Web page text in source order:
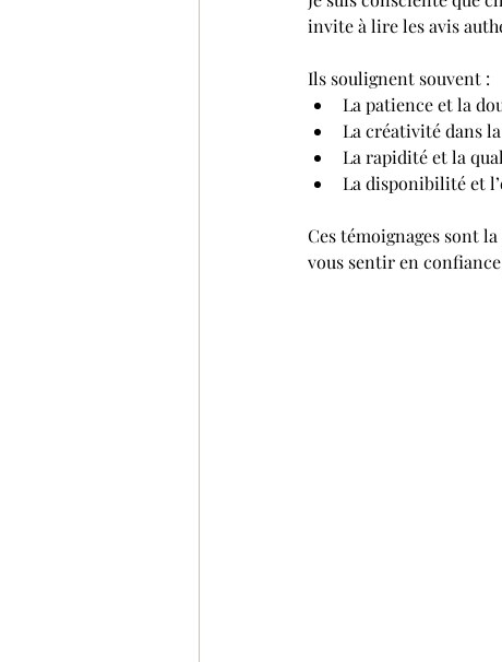
invite à lire les avis
Ils soulignent souvent :
La patience et la
La créativité dans
La rapidité et la
La disponibilité et
Ces témoignages sont
vous sentir en